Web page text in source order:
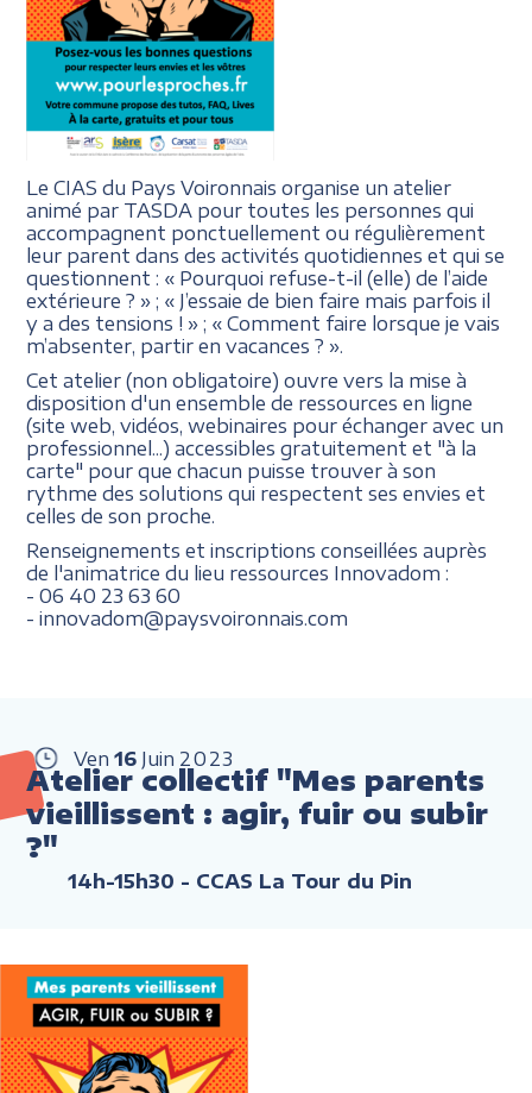
Le CIAS du Pays Voironnais organise un atelier
animé par TASDA pour toutes les personnes qui
accompagnent ponctuellement ou régulièrement
leur parent dans des activités quotidiennes et qui se
questionnent : « Pourquoi refuse-t-il (elle) de l’aide
extérieure ? » ; « J’essaie de bien faire mais parfois il
y a des tensions ! » ; « Comment faire lorsque je vais
m’absenter, partir en vacances ? ».
Cet atelier (non obligatoire) ouvre vers la mise à
disposition d'un ensemble de ressources en ligne
(site web, vidéos, webinaires pour échanger avec un
professionnel...) accessibles gratuitement et "à la
carte" pour que chacun puisse trouver à son
rythme des solutions qui respectent ses envies et
celles de son proche.
Renseignements et inscriptions conseillées auprès
de l'animatrice du lieu ressources Innovadom :
- 06 40 23 63 60
- innovadom@paysvoironnais.com
Ven 16 Juin 2023
Atelier collectif "Mes parents
vieillissent : agir, fuir ou subir
?"
14h-15h30 - CCAS La Tour du Pin